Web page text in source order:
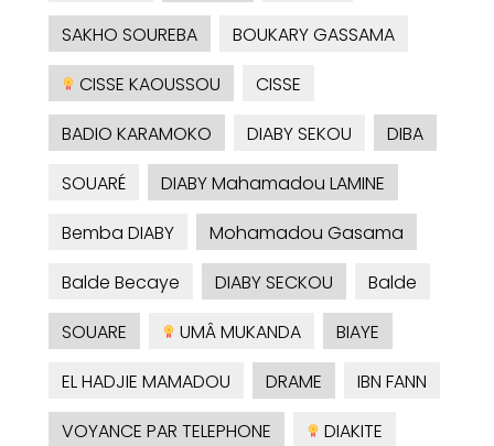
SAKHO SOUREBA
BOUKARY GASSAMA
CISSE KAOUSSOU
CISSE
BADIO KARAMOKO
DIABY SEKOU
DIBA
SOUARÉ
DIABY Mahamadou LAMINE
Bemba DIABY
Mohamadou Gasama
Balde Becaye
DIABY SECKOU
Balde
SOUARE
UMÂ MUKANDA
BIAYE
EL HADJIE MAMADOU
DRAME
IBN FANN
VOYANCE PAR TELEPHONE
DIAKITE